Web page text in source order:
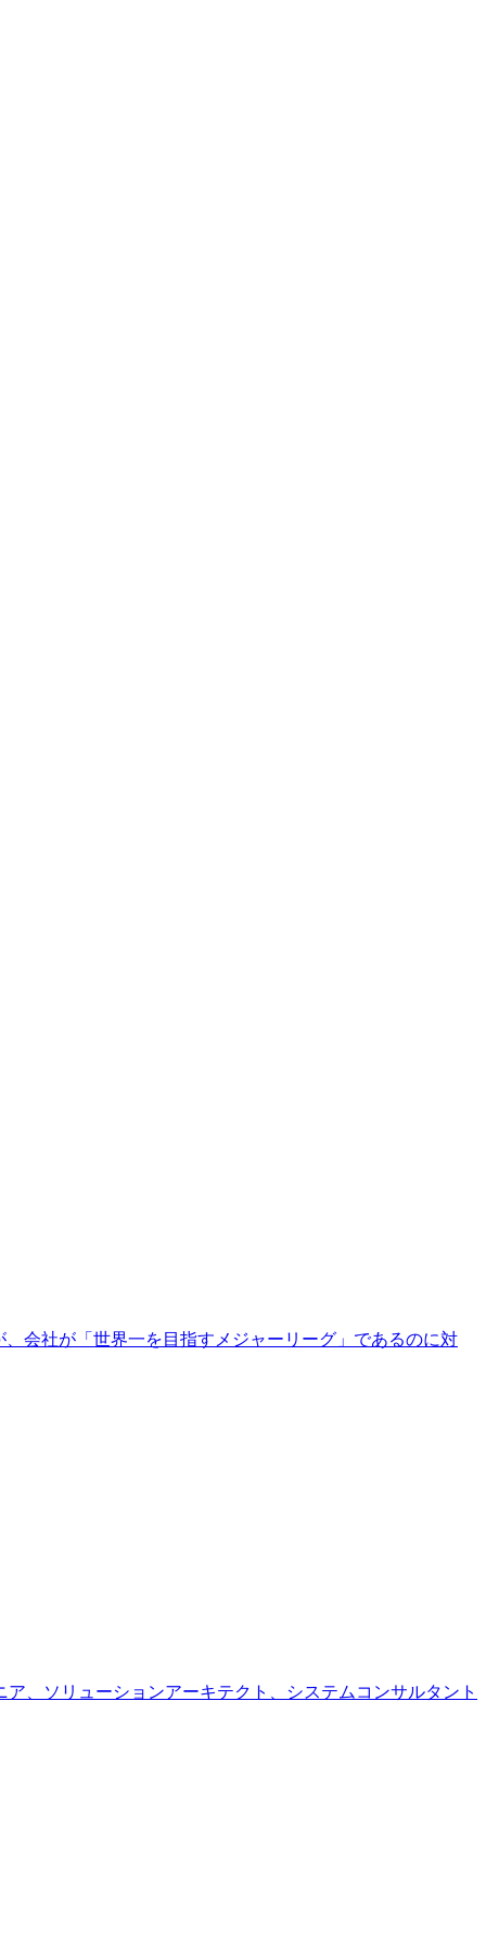
会社が「世界一を目指すメジャーリーグ」であるのに対
、ソリューションアーキテクト、システムコンサルタント